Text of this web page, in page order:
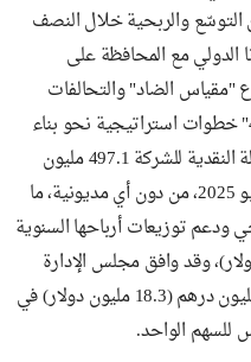
التوسّع والربحية خلال النصف
حضورنا الدولي مع المحافظة على
الضاد" والتحالفات
الجديدة مع "مايكروسوفت" وطكور42" خطوات استراتيجية نحو بناء
مستقبل التعليم الرقمي"، وبلغت السيولة النقدية للشركة 497.1 مليون
درهم (135 مليون دولار) في نهاية يونيو 2025، من دون أي مديونية، ما
ودعم توزيعات أرباحها السنوية
درهم (36.6 مليون دولار)، وقد وافق مجلس الإدارة
على صرف الدفعة الأولى بقيمة 67.5 مليون درهم (18.3 مليون دولار) في